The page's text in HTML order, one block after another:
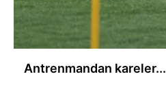
Antrenmandan kareler...